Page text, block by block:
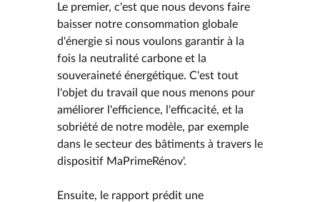
Le premier, c'est que nous devons faire
baisser notre consommation globale
d'énergie si nous voulons garantir à la
fois la neutralité carbone et la
souveraineté énergétique. C'est tout
l'objet du travail que nous menons pour
améliorer l'efficience, l'efficacité, et la
sobriété de notre modèle, par exemple
dans le secteur des bâtiments à travers le
dispositif MaPrimeRénov'.
Ensuite, le rapport prédit une